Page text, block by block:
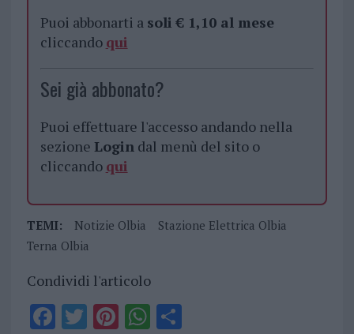
Puoi abbonarti a soli € 1,10 al mese
cliccando qui
Sei già abbonato?
Puoi effettuare l'accesso andando nella
sezione Logindal menù del sito o
cliccando qui
TEMI: Notizie Olbia
Stazione Elettrica Olbia
Terna Olbia
Condividi l'articolo
F T PiWS